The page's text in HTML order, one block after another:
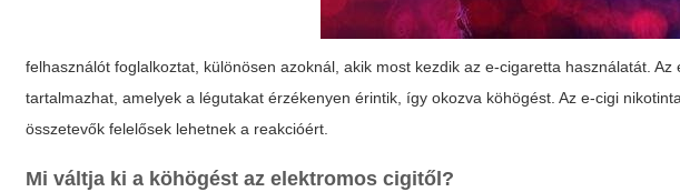
felhasználót foglalkoztat, különösen azoknál, akik most kezdik az e-cigaretta használatát.
tartalmazhat, amelyek a légutakat érzékenyen érintik, így okozva köhögést. Aze-cigi
összetevők felelősek lehetnek a reakcióért.
Mi váltja ki a köhögést az elektromos cigitől?